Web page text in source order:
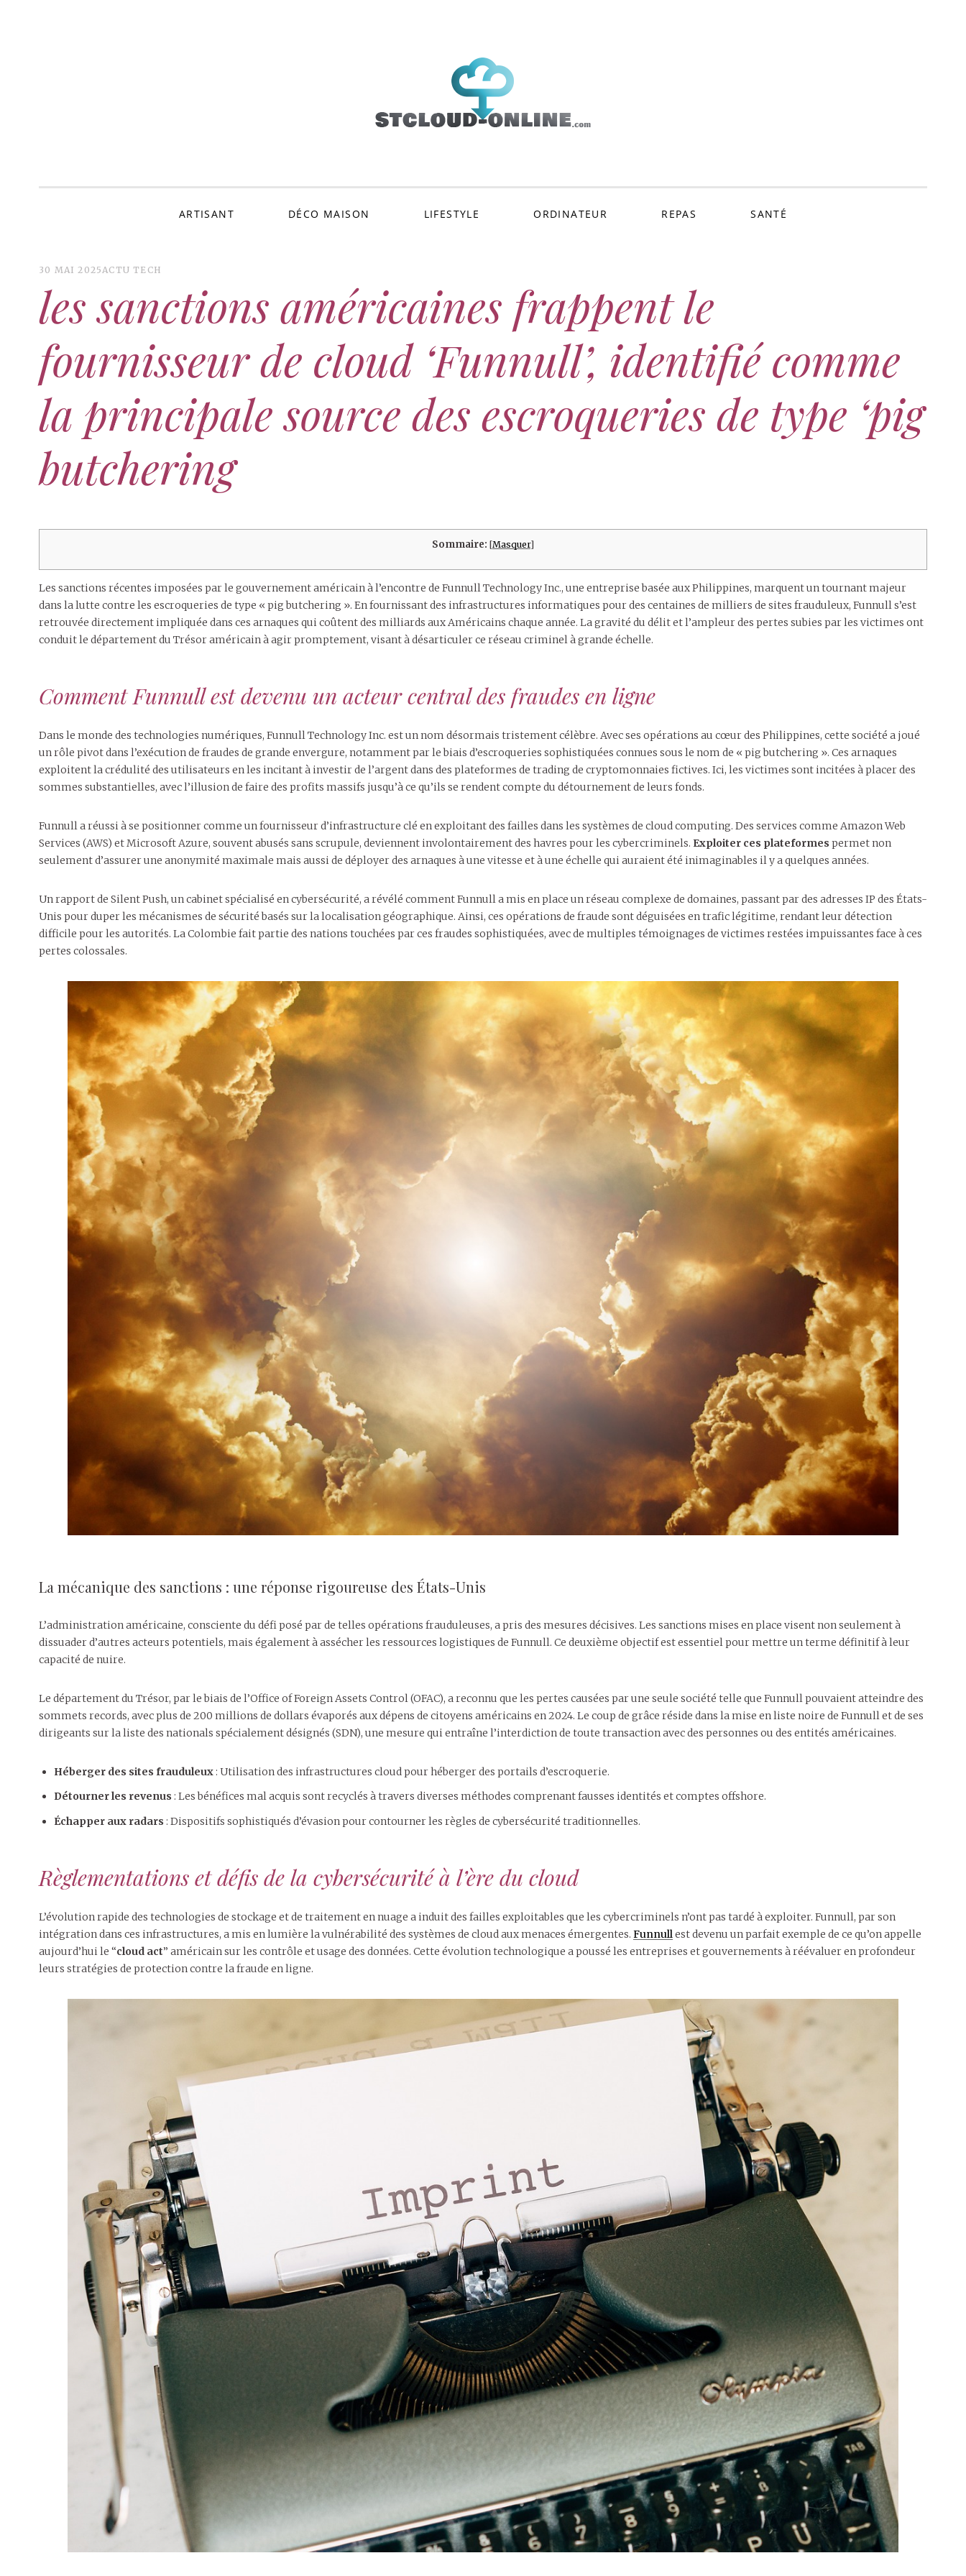
Stcloud-online.com
ARTISANT DÉCO MAISON LIFESTYLE ORDINATEUR REPAS SANTÉ
30 MAI 2025ACTU TECH
les sanctions américaines frappent le
fournisseur de cloud ‘Funnull’, identifié comme
la principale source des escroqueries de type ‘pig
butchering
Sommaire: [Masquer]
Les sanctions récentes imposées par le gouvernement américain à l’encontre de Funnull Technology Inc., une entreprise basée aux Philippines, marquent un tournant majeur
dans la lutte contre les escroqueries de type « pig butchering ». En fournissant des infrastructures informatiques pour des centaines de milliers de sites frauduleux, Funnull s’est
retrouvée directement impliquée dans ces arnaques qui coûtent des milliards aux Américains chaque année. La gravité du délit et l’ampleur des pertes subies par les victimes ont
conduit le département du Trésor américain à agir promptement, visant à désarticuler ce réseau criminel à grande échelle.
Comment Funnull est devenu un acteur central des fraudes en ligne
Dans le monde des technologies numériques, Funnull Technology Inc. est un nom désormais tristement célèbre. Avec ses opérations au cœur des Philippines, cette société a joué
un rôle pivot dans l’exécution de fraudes de grande envergure, notamment par le biais d’escroqueries sophistiquées connues sous le nom de « pig butchering ». Ces arnaques
exploitent la crédulité des utilisateurs en les incitant à investir de l’argent dans des plateformes de trading de cryptomonnaies fictives. Ici, les victimes sont incitées à placer des
sommes substantielles, avec l’illusion de faire des profits massifs jusqu’à ce qu’ils se rendent compte du détournement de leurs fonds.
Funnull a réussi à se positionner comme un fournisseur d’infrastructure clé en exploitant des failles dans les systèmes de cloud computing. Des services comme Amazon Web
Services (AWS) et Microsoft Azure, souvent abusés sans scrupule, deviennent involontairement des havres pour les cybercriminels. Exploiter ces plateformes permet non
seulement d’assurer une anonymité maximale mais aussi de déployer des arnaques à une vitesse et à une échelle qui auraient été inimaginables il y a quelques années.
Un rapport de Silent Push, un cabinet spécialisé en cybersécurité, a révélé comment Funnull a mis en place un réseau complexe de domaines, passant par des adresses IP des États-
Unis pour duper les mécanismes de sécurité basés sur la localisation géographique. Ainsi, ces opérations de fraude sont déguisées en trafic légitime, rendant leur détection
difficile pour les autorités. La Colombie fait partie des nations touchées par ces fraudes sophistiquées, avec de multiples témoignages de victimes restées impuissantes face à ces
pertes colossales.
La mécanique des sanctions : une réponse rigoureuse des États-Unis
L’administration américaine, consciente du défi posé par de telles opérations frauduleuses, a pris des mesures décisives. Les sanctions mises en place visent non seulement à
dissuader d’autres acteurs potentiels, mais également à assécher les ressources logistiques de Funnull. Ce deuxième objectif est essentiel pour mettre un terme définitif à leur
capacité de nuire.
Le département du Trésor, par le biais de l’Office of Foreign Assets Control (OFAC), a reconnu que les pertes causées par une seule société telle que Funnull pouvaient atteindre des
sommets records, avec plus de 200 millions de dollars évaporés aux dépens de citoyens américains en 2024. Le coup de grâce réside dans la mise en liste noire de Funnull et de ses
dirigeants sur la liste des nationals spécialement désignés (SDN), une mesure qui entraîne l’interdiction de toute transaction avec des personnes ou des entités américaines.
Héberger des sites frauduleux: Utilisation des infrastructures cloud pour héberger des portails d’escroquerie.
Détourner les revenus : Les bénéfices mal acquis sont recyclés à travers diverses méthodes comprenant fausses identités et comptes offshore.
Échapper aux radars : Dispositifs sophistiqués d’évasion pour contourner les règles de cybersécurité traditionnelles.
Règlementations et défis de la cybersécurité à l’ère du cloud
L’évolution rapide des technologies de stockage et de traitement en nuage a induit des failles exploitables que les cybercriminels n’ont pas tardé à exploiter. Funnull, par son
intégration dans ces infrastructures, a mis en lumière la vulnérabilité des systèmes de cloud aux menaces émergentes. Funnullest devenu un parfait exemple de ce qu’on appelle
aujourd’hui le “cloud act” américain sur les contrôle et usage des données. Cette évolution technologique a poussé les entreprises et gouvernements à réévaluer en profondeur
leurs stratégies de protection contre la fraude en ligne.